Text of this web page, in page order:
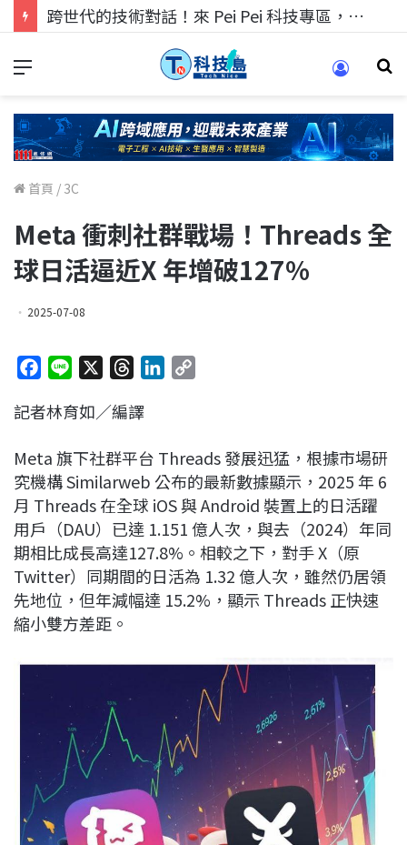
跨世代的技術對話！來 Pei Pei 科技專區，用專業洞察引領學弟妹成長
首頁 / 3C
Meta 衝刺社群戰場！Threads 全
球日活逼近X 年增破127%
2025-07-08
c
b
o
o
k
n
r
a
d
s
e
d
I
n
L
i
n
k
記者林育如／編譯
Meta 旗下社群平台 Threads 發展迅猛，根據市場研
究機構 Similarweb 公布的最新數據顯示，2025 年 6
月 Threads 在全球 iOS 與 Android 裝置上的日活躍
用戶（DAU）已達 1.151 億人次，與去（2024）年同
期相比成長高達127.8%。相較之下，對手 X（原
Twitter）同期間的日活為 1.32 億人次，雖然仍居領
先地位，但年減幅達 15.2%，顯示 Threads 正快速
縮小雙方差距。